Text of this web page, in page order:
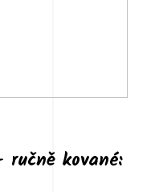
kované: